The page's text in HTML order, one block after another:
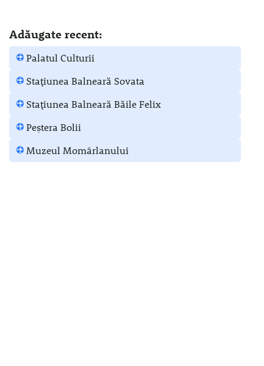
Adăugate recent:
Palatul Culturii
Stațiunea Balneară Sovata
Stațiunea Balneară Băile Felix
Peștera Bolii
Muzeul Momârlanului